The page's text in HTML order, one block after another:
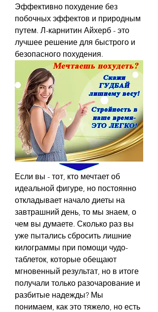
Эффективно похудение без
побочных эффектов и природным
путем. Л-карнитин Айхерб - это
лучшее решение для быстрого и
безопасного похудения.
Если вы - тот, кто мечтает об
идеальной фигуре, но постоянно
откладывает начало диеты на
завтрашний день, то мы знаем, о
чем вы думаете. Сколько раз вы
уже пытались сбросить лишние
килограммы при помощи чудо-
таблеток, которые обещают
мгновенный результат, но в итоге
получали только разочарование и
разбитые надежды? Мы
понимаем, как это тяжело, но есть